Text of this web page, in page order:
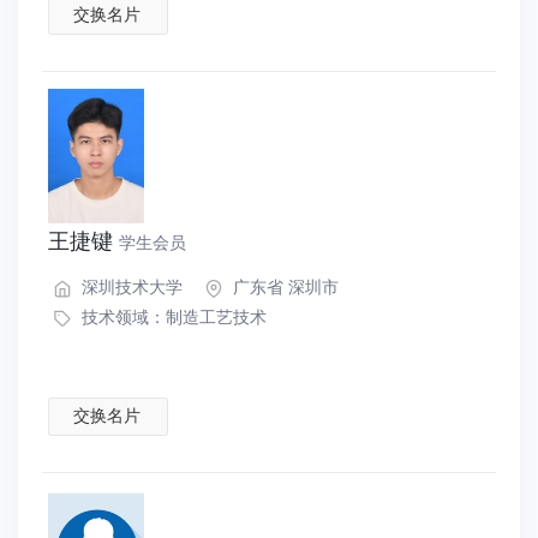
交换名片
王捷键 学生会员
深圳技术大学
广东省 深圳市
技术领域： 制造工艺技术
交换名片